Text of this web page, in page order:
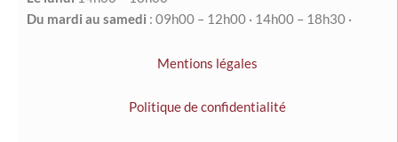
Du mardi au samedi : 09h00 – 12h00 · 14h00 – 18h30 ·
Mentions légales
Politique de confidentialité